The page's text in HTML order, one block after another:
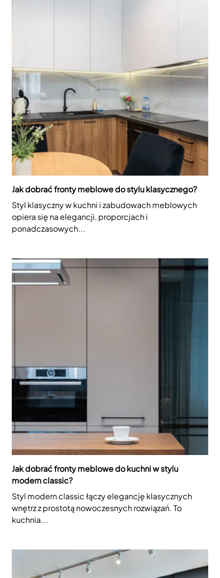
Jak dobrać fronty meblowe do stylu klasycznego?
Styl klasyczny w kuchni i zabudowach meblowych
opiera się na elegancji, proporcjach i
ponadczasowych...
Jak dobrać fronty meblowe do kuchni w stylu
modern classic?
Styl modern classic łączy elegancję klasycznych
wnętrz z prostotą nowoczesnych rozwiązań. To
kuchnia...